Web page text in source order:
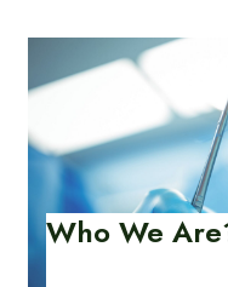
Who We